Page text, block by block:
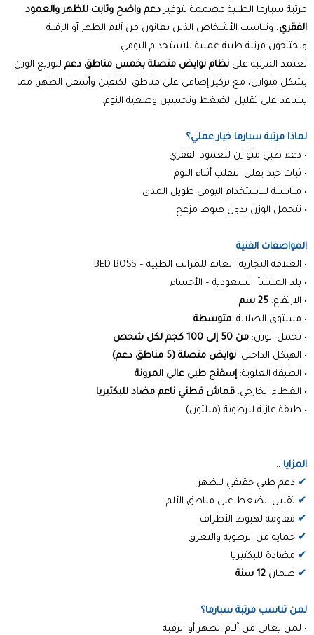
مرتبة سبارما الطبية مصممة لتوفيردعم واضح وثابت للظهر والعمود
الفقري، وتناسب الأشخاص الذين يعانون من آلام الظهر أو الرقبة
ويحتاجون مرتبة طبية عملية للاستخدام اليومي.
تعتمد المرتبة على نظام نوابض متصلة بخمس مناطق دعم لتوزيع الوزن
بشكل متوازن، مع تركيز إضافي على مناطق الكتفين وأسفل الظهر، مما
يساعد على تقليل الضغط وتحسين وضعية النوم.
لماذا مرتبة سبارما خيار عملي؟
• دعم طبي متوازن للعمود الفقري
• ثبات جيد يقلل التقلب أثناء النوم
• مناسبة للاستخدام اليومي طويل المدى
• تتحمل الوزن بدون هبوط مزعج
المواصفات الفنية
• العلامة التجارية: الغانم للمراتب الطبية – BED BOSS
• بلد المنشأ: السعودية – الأحساء
• الارتفاع: 25 سم
• مستوى الصلابة: متوسطة
• تحمل الوزن: من 50 إلى 100 كجم لكل شخص
• الهيكل الداخلي: نوابض متصلة (5 مناطق دعم)
• الطبقة العلوية: إسفنج طبي عالي المرونة
• الغطاء الخارجي: قماش قطني ناعم مضاد للبكتيريا
• طبقة عازلة للرطوبة (ميلتون)
المزايا ..
✔ دعم طبي حقيقي للظهر
✔ تقليل الضغط على مناطق الألم
✔ مقاومة لهبوط الأطراف
✔ حماية من الرطوبة والتعرق
✔ مضادة للبكتيريا
✔ ضمان 12 سنة
لمن تناسب مرتبة سبارما؟
• لمن يعاني من آلام الظهر أو الرقبة